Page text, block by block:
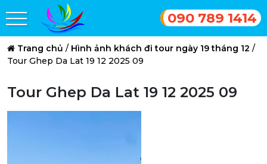
090 789 1414
Trang chủ / Hình ảnh khách đi tour ngày 19 tháng 12 /
Tour Ghep Da Lat 19 12 2025 09
Tour Ghep Da Lat 19 12 2025 09